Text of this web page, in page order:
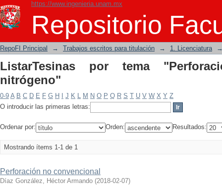
https://www.ingenieria.unam.mx
Repositorio
ListarTesinas por tema "Perforación
RepoFI Principal → Trabajos escritos para titulación → 1. Licenciatura
ListarTesinas por tema
nitrógeno"
0-9 A B C D E F G H J K L M N O P Q R S T U V W X Y Z
O introducir las primeras letras:
Ordenar por: Orden: Resultados:
Mostrando ítems 1-1 de 1
Perforación no convencional
Díaz González, Héctor Armando (2018-02-07)